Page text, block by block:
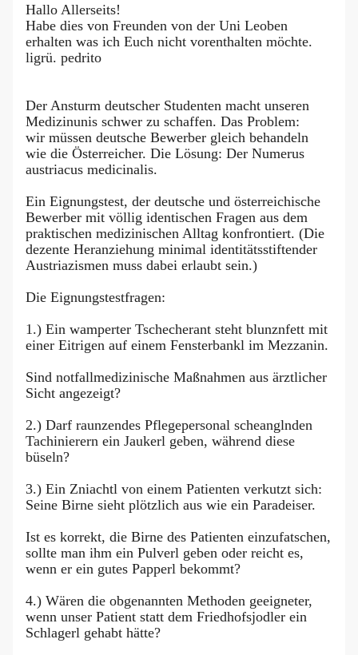
Hallo Allerseits!
Habe dies von Freunden von der Uni Leoben
erhalten was ich Euch nicht vorenthalten möchte.
ligrü. pedrito
Der Ansturm deutscher Studenten macht unseren
Medizinunis schwer zu schaffen. Das Problem:
wir müssen deutsche Bewerber gleich behandeln
wie die Österreicher. Die Lösung: Der Numerus
austriacus medicinalis.
Ein Eignungstest, der deutsche und österreichische
Bewerber mit völlig identischen Fragen aus dem
praktischen medizinischen Alltag konfrontiert. (Die
dezente Heranziehung minimal identitätsstiftender
Austriazismen muss dabei erlaubt sein.)
Die Eignungstestfragen:
1.) Ein wamperter Tschecherant steht blunznfett mit
einer Eitrigen auf einem Fensterbankl im Mezzanin.
Sind notfallmedizinische Maßnahmen aus ärztlicher
Sicht angezeigt?
2.) Darf raunzendes Pflegepersonal scheanglnden
Tachinierern ein Jaukerl geben, während diese
büseln?
3.) Ein Zniachtl von einem Patienten verkutzt sich:
Seine Birne sieht plötzlich aus wie ein Paradeiser.
Ist es korrekt, die Birne des Patienten einzufatschen,
sollte man ihm ein Pulverl geben oder reicht es,
wenn er ein gutes Papperl bekommt?
4.) Wären die obgenannten Methoden geeigneter,
wenn unser Patient statt dem Friedhofsjodler ein
Schlagerl gehabt hätte?